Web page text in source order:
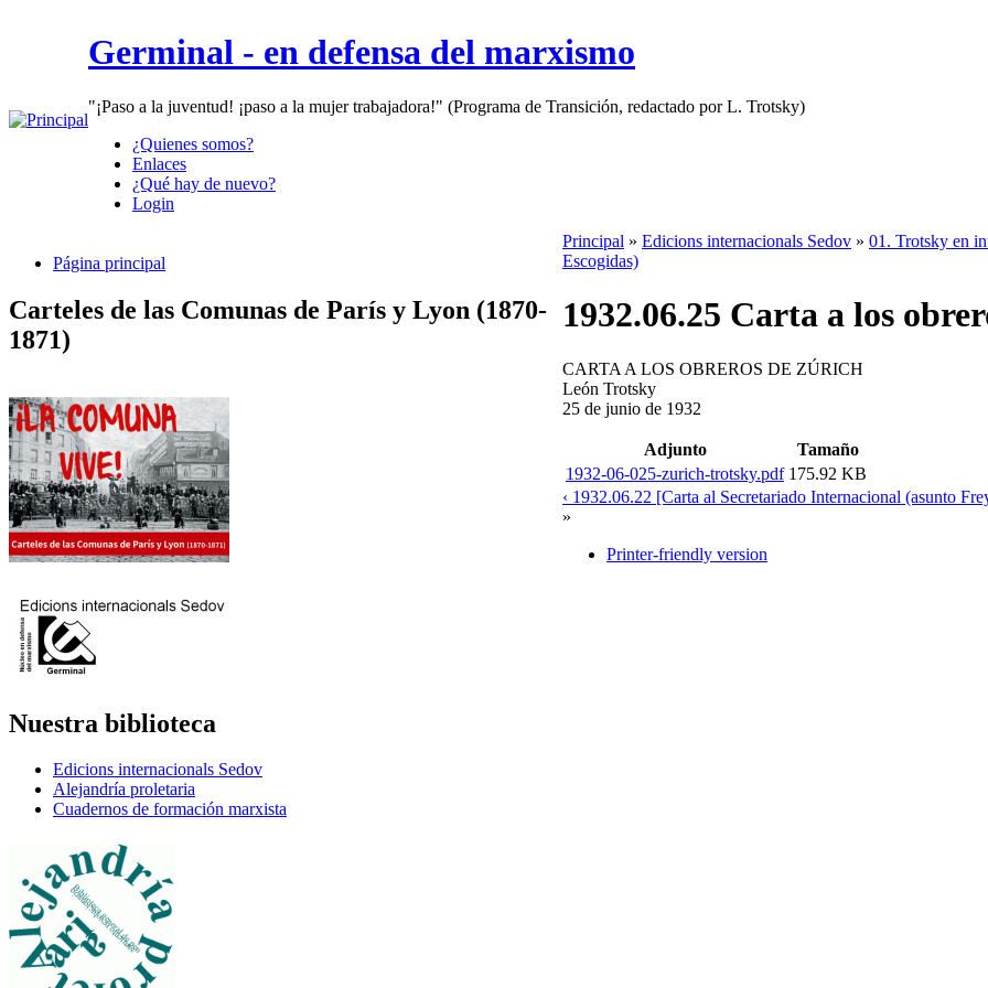
Germinal - en defensa del marxismo
"¡Paso a la juventud! ¡paso a la mujer trabajadora!" (Programa de Transición, redactado por L. Trotsky)
¿Quienes somos?
Enlaces
¿Qué hay de nuevo?
Login
Página principal
Carteles de las Comunas de París y Lyon (1870-
1871)
Nuestra biblioteca
Edicions internacionals Sedov
Alejandría proletaria
Cuadernos de formación marxista
Principal » Edicions internacionals Sedov » 01. Trotsky en
Escogidas)
1932.06.25 Carta a los
CARTA A LOS OBREROS DE ZÚRICH
León Trotsky
25 de junio de 1932
Adjunto
Tamaño
1932-06-025-zurich-trotsky.pdf 175.92 KB
‹ 1932.06.22 [Carta al Secretariado Internacional (asunto
»
Printer-friendly version